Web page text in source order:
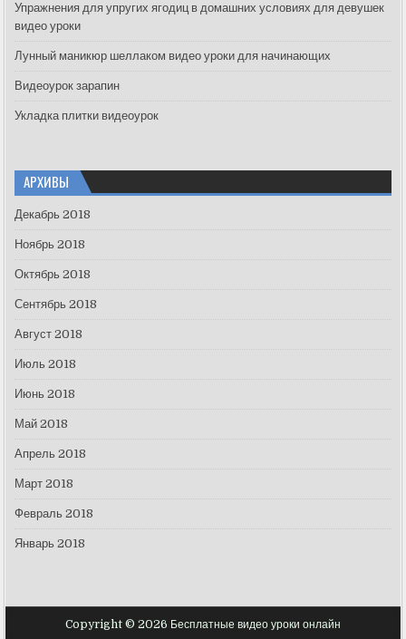
r
:
Упражнения для упругих ягодиц в домашних условиях для девушек
видео уроки
Лунный маникюр шеллаком видео уроки для начинающих
Видеоурок зарапин
Укладка плитки видеоурок
АРХИВЫ
Декабрь 2018
Ноябрь 2018
Октябрь 2018
Сентябрь 2018
Август 2018
Июль 2018
Июнь 2018
Май 2018
Апрель 2018
Март 2018
Февраль 2018
Январь 2018
Copyright © 2026 Бесплатные видео уроки онлайн